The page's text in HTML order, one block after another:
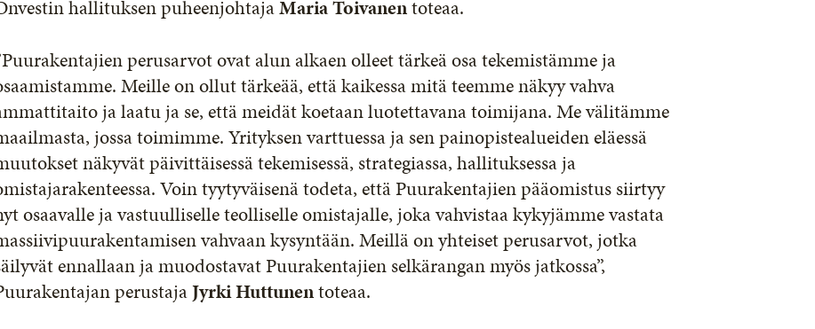
hallituksen puheenjohtajaMaria Toivanentoteaa.
perusarvot ovat alun alkaen olleet tärkeä osa tekemistämme ja
Meille on ollut tärkeää, että kaikessa mitä teemme näkyy vahva
ja laatu ja se, että meidät koetaan luotettavana toimijana. Me välitämme
jossa toimimme. Yrityksen varttuessa ja sen painopistealueiden eläessä
näkyvät päivittäisessä tekemisessä, strategiassa, hallituksessa ja
Voin tyytyväisenä todeta, että Puurakentajien pääomistus siirtyy
osaavalle ja vastuulliselle teolliselle omistajalle, joka vahvistaa kykyjämme vastata
vahvaan kysyntään. Meillä on yhteiset perusarvot, jotka
ennallaan ja muodostavat Puurakentajien selkärangan myös jatkossa”,
perustajaJyrki Huttunentoteaa.